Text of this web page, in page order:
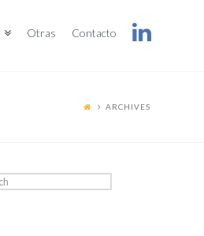
Otras Contacto
ARCHIVES